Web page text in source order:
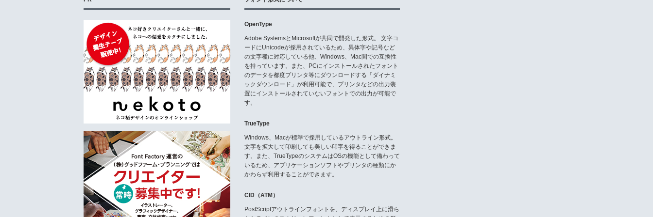
OpenType
Adobe SystemsとMicrosoftが共同で開発した形式。 文字コ
ードにUnicodeが採用されているため、異体字や記号など
の文字種に対応している他、Windows、Mac間での互換性
を持っています。また、PCにインストールされたフォント
のデータを都度プリンタ等にダウンロードする「ダイナミ
ックダウンロード」が利用可能で、プリンタなどの出力装
置にインストールされていないフォントでの出力が可能で
す。
TrueType
Windows、Macが標準で採用しているアウトライン形式。
文字を拡大して印刷しても美しい印字を得ることができま
す。また、TrueTypeのシステムはOSの機能として備わって
いるため、アプリケーションソフトやプリンタの種類にか
かわらず利用することができます。
CID（ATM）
PostScriptアウトラインフォントを、ディスプレイ上に滑ら